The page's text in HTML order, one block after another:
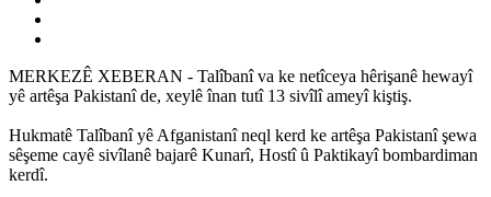
MERKEZÊ XEBERAN - Talîbanî va ke netîceya hêrişanê hewayî
yê artêşa Pakistanî de, xeylê înan tutî 13 sivîlî ameyî kiştiş.
Hukmatê Talîbanî yê Afganistanî neql kerd ke artêşa Pakistanî şewa
sêşeme cayê sivîlanê bajarê Kunarî, Hostî û Paktikayî bombardiman
kerdî.